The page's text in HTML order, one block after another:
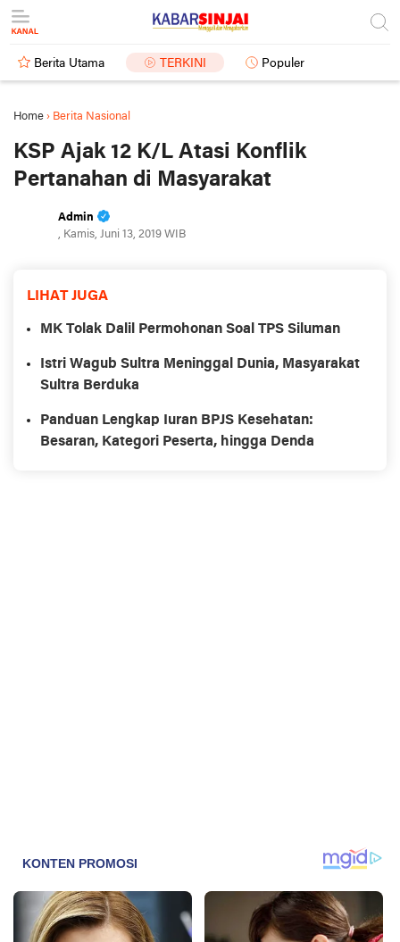
Berita Utama TERKINI Populer
Home › Berita Nasional
KSP Ajak 12 K/L Atasi Konflik
Pertanahan di Masyarakat
Admin
, Kamis, Juni 13, 2019 WIB
LIHAT JUGA
MK Tolak Dalil Permohonan Soal TPS Siluman
Istri Wagub Sultra Meninggal Dunia, Masyarakat
Sultra Berduka
Panduan Lengkap Iuran BPJS Kesehatan:
Besaran, Kategori Peserta, hingga Denda